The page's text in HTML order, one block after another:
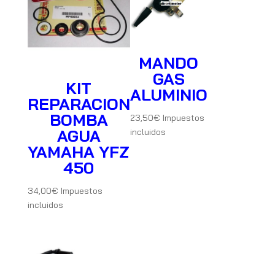
KIT
REPARACION
BOMBA
AGUA
YAMAHA YFZ
450
34,00€ Impuestos
incluidos
MANDO
GAS
ALUMINIO
23,50€ Impuestos
incluidos